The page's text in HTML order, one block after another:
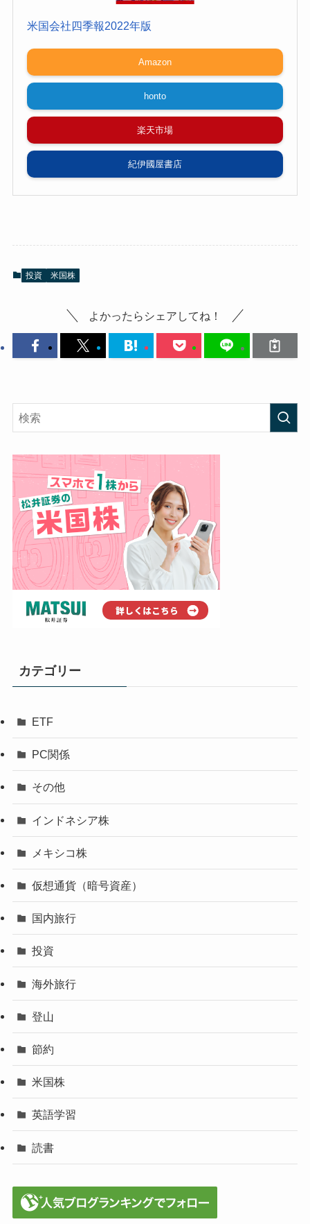
米国会社四季報2022年版
Amazon
honto
楽天市場
紀伊國屋書店
投資 米国株
よかったらシェアしてね！
カテゴリー
ETF
PC関係
その他
インドネシア株
メキシコ株
仮想通貨（暗号資産）
国内旅行
投資
海外旅行
登山
節約
米国株
英語学習
読書